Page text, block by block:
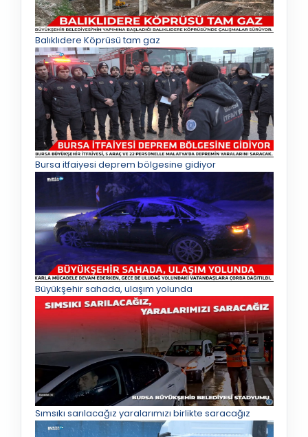
Balıklıdere Köprüsü tam gaz
Bursa itfaiyesi deprem bölgesine gidiyor
Büyükşehir sahada, ulaşım yolunda
Sımsıkı sarılacağız yaralarımızı birlikte saracağız